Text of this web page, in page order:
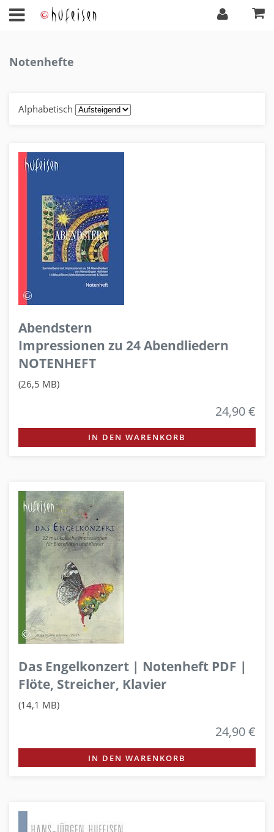
Notenhefte
Alphabetisch
Abendstern
Impressionen zu 24 Abendliedern
NOTENHEFT
(26,5 MB)
24,90 €
IN DEN WARENKORB
Das Engelkonzert | Notenheft PDF |
Flöte, Streicher, Klavier
(14,1 MB)
24,90 €
IN DEN WARENKORB